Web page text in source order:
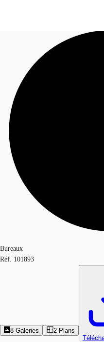
Blog
Données marchés
Appelez maintenant
Bureaux
Réf. 101893
8 Galeries 2 Plans